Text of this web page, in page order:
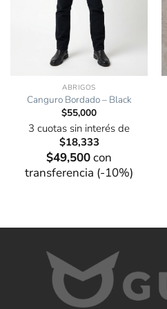
ABRIGOS
Canguro Bordado – Black
$55,000
3 cuotas sin interés de
$18,333
$49,500con
transferencia (-10%)